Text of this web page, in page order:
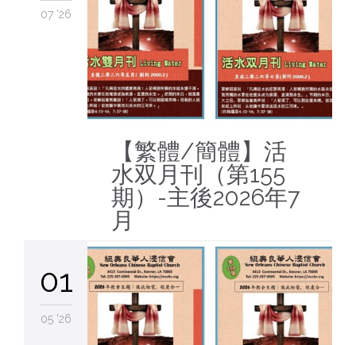
07 '26
【繁體/簡體】活
水双月刊（第155
期）-主後2026年7
月
01
05 '26